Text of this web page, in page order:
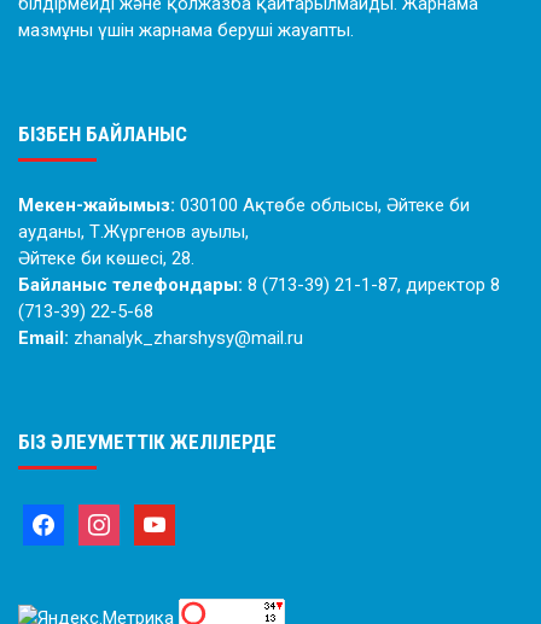
мазмұны үшін жарнама беруші жауапты.
БІЗБЕН БАЙЛАНЫС
Мекен-жайымыз: 030100 Ақтөбе облысы, Әйтеке би
ауданы, Т.Жүргенов ауылы,
Әйтеке би көшесі, 28.
Байланыс телефондары: 8 (713-39) 21-1-87, директор 8
(713-39) 22-5-68
Email: zhanalyk_zharshysy@mail.ru
БІЗ ӘЛЕУМЕТТІК ЖЕЛІЛЕРДЕ